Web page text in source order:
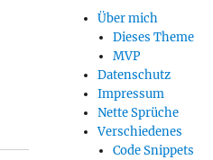
Über mich
Dieses Theme
MVP
Datenschutz
Impressum
Nette Sprüche
Verschiedenes
Code Snippets